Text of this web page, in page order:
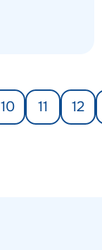
10 11 12